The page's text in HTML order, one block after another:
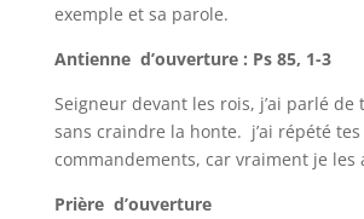
exemple et sa parole.
Antienne d’ouverture : Ps 85, 1-3
Seigneur devant les rois, j’ai parlé de
sans craindre la honte. j’ai répété tes
commandements, car vraiment je les
Prière d’ouverture